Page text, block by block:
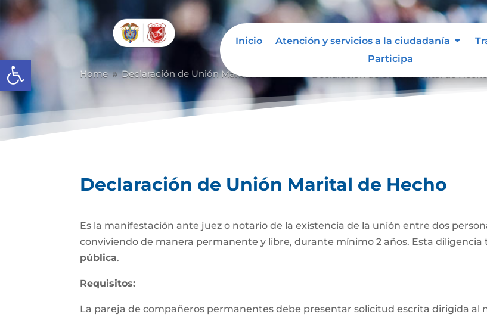
Abrir barra de herramientas
Inicio Atención y servicios a la ciudadanía
Participa
Home 9 Declaración de Unión Marital de Hecho
Declaración de Unión Marital de Hecho
Es la manifestación ante juez o notario de la existencia de la unión entre dos
conviviendo de manera permanente y libre, durante mínimo 2 años. Esta
pública.
Requisitos:
La pareja de compañeros permanentes debe presentar solicitud escrita dirigida al